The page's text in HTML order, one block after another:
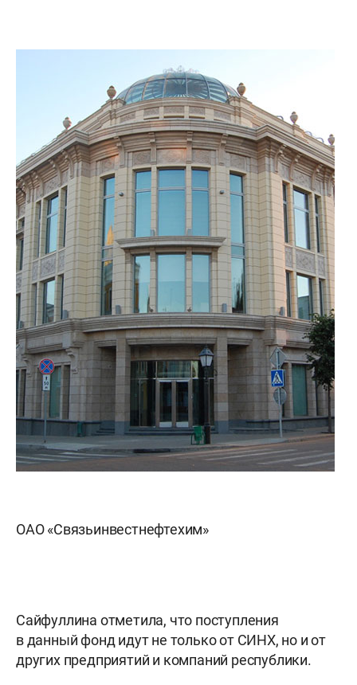
ОАО «Связьинвестнефтехим»
Сайфуллина отметила, что поступления
в данный фонд идут не только от СИНХ, но и от
других предприятий и компаний республики.